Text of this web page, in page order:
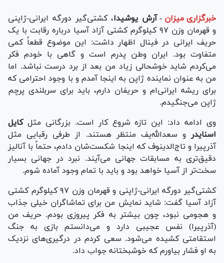
خبرگزاری میزان - آرش یوشیدا، کشتی‌گیر دورگه ایرانی-ژاپنی
و قهرمان وزن ۹۷ کیلوگرم کشتی آزاد آسیا درباره رقابت با یک
حریف ایرانی در فینال اظهار داشت: این موضوع قطعاً کمی
متفاوت بود. ایران وطن پدرم است و گاهی با خودم فکر
می‌کردم شاید خوشحالی زیاد من بعد از برد درست نباشد. اما
من به عنوان نماینده ژاپن به اینجا آمدم و با وجود احترامی که
برای ریشه ایرانی‌ام و حریفان دارم، باید برای سربلندی پرچم
ژاپن می‌جنگیدم.
وی ادامه داد: این تازه شروع کار است. بزرگانی مثلکایل
اسنایدر
و سعدالله‌یف منتظر هستند. از طرفی رقبایی مثل
آذرپیرا و تاج‌الدینوف که اینجا شکست‌شان دادم، حتماً با آنالیز
دقیق‌تری به مسابقات جهانی می‌آیند. نبرد در جهانی بسیار
سخت‌تر از آسیا خواهد بود و باید با تمام وجود آماده شوم.
کشتی‌گیر دورگه ایرانی-ژاپنی و قهرمان وزن ۹۷ کیلوگرم کشتی
آزاد آسیا گفت: شاید نمایش من برای تماشاگران خیلی جذاب
و هجومی نبود، چون بیشتر به فکر پیروزی بودم. حریف من
(آذرپیرا) نفس عجیبی دارد و می‌دانستم بازی به جنگ
استقامتی کشیده می‌شود. سعی کردم در درگیری‌های نزدیک
به او فشار بیاورم که خوشبختانه جواب داد.